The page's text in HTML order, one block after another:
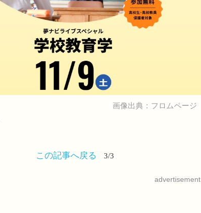
画像出典：フロムページ
この記事へ戻る 3/3
advertisement